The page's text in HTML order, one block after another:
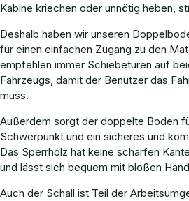
Kabine kriechen oder unnötig heben,
Deshalb haben wir unseren
für einen einfachen Zugang zu den
empfehlen immer Schiebetüren auf
Fahrzeugs, damit der Benutzer das
muss.
Außerdem sorgt der doppelte Boden
Schwerpunkt und ein sicheres und
Das Sperrholz hat keine scharfen
und lässt sich bequem mit bloßen
Auch der Schall ist Teil der